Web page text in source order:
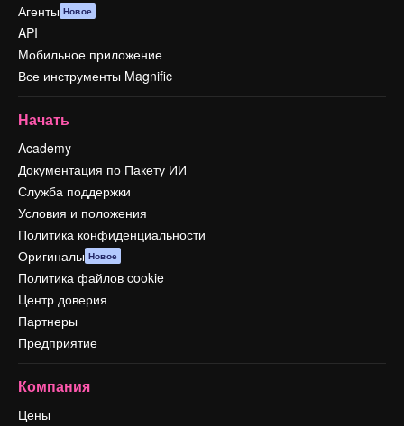
Агенты Новое
API
Мобильное приложение
Все инструменты Magnific
Начать
Academy
Документация по Пакету ИИ
Служба поддержки
Условия и положения
Политика конфиденциальности
Оригиналы Новое
Политика файлов cookie
Центр доверия
Партнеры
Предприятие
Компания
Цены